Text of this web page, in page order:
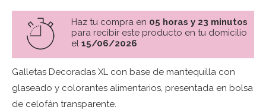
Haz tu compra en 05 horas y 23 minutos
para recibir este producto en tu domicilio
el 15/06/2026
Galletas Decoradas XL con base de mantequilla con
glaseado y colorantes alimentarios, presentada en bolsa
de celofán transparente.